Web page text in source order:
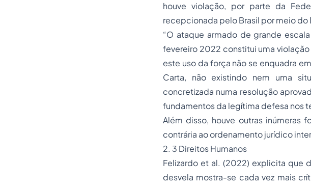
houve violação, por parte da
recepcionada pelo Brasil por meio do
“O ataque armado de grande
fevereiro 2022 constitui uma violação
este uso da força não se enquadra
Carta, não existindo nem uma
concretizada numa resolução
fundamentos da legítima defesa nos
Além disso, houve outras inúmeras
contrária ao ordenamento jurídico
2. 3 Direitos Humanos
Felizardo et al. (2022) explicita que
desvela mostra-se cada vez mais